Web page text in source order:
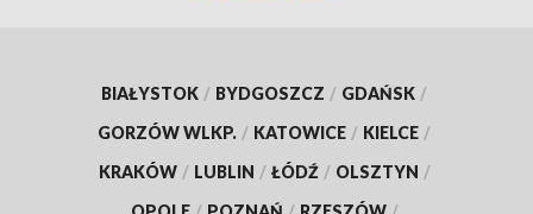
BIAŁYSTOK / BYDGOSZCZ / GDAŃSK /
GORZÓW WLKP. / KATOWICE / KIELCE /
KRAKÓW / LUBLIN / ŁÓDŹ / OLSZTYN /